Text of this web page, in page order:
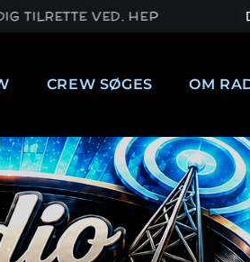
DJ_SJAZZ
CREW SØGES OM
STREAMS
MIXCLOUD
CREW
CREW SØGES